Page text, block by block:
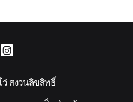
สงวนลิขสิทธิ์